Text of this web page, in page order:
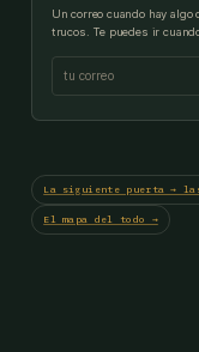
Un correo cuando hay
trucos. Te puedes ir
La siguiente puerta →
El mapa del todo →